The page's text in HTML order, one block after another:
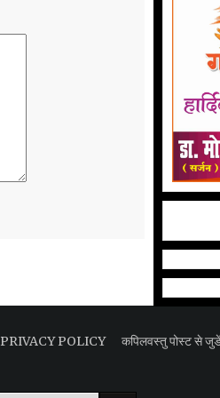
PRIVACY POLICY कपिलवस्तु पोस्ट से